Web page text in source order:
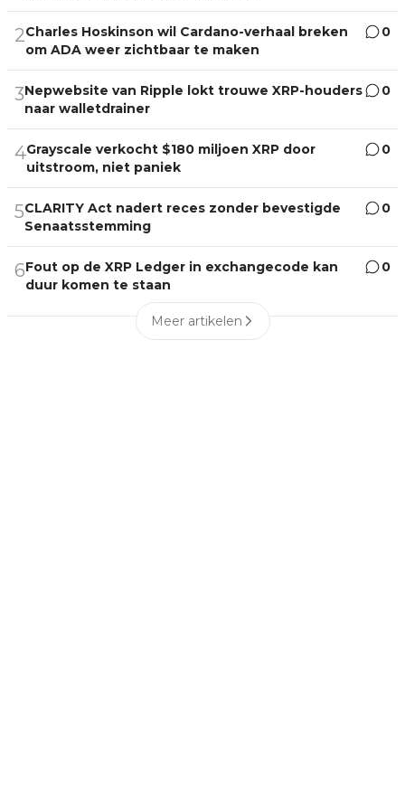
2Charles Hoskinson wil Cardano-verhaal breken
om ADA weer zichtbaar te maken
0
3Nepwebsite van Ripple lokt trouwe XRP-houders
naar walletdrainer
0
4Grayscale verkocht $180 miljoen XRP door
uitstroom, niet paniek
0
5CLARITY Act nadert reces zonder bevestigde
Senaatsstemming
0
6Fout op de XRP Ledger in exchangecode kan
duur komen te staan
0
Meer artikelen